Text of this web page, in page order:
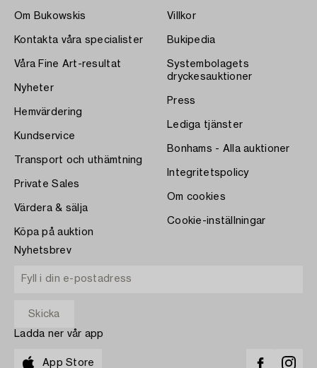
Om Bukowskis
Kontakta våra specialister
Våra Fine Art-resultat
Nyheter
Hemvärdering
Kundservice
Transport och uthämtning
Private Sales
Värdera & sälja
Köpa på auktion
Villkor
Bukipedia
Systembolagets
dryckesauktioner
Press
Lediga tjänster
Bonhams - Alla auktioner
Integritetspolicy
Om cookies
Cookie-inställningar
Nyhetsbrev
Ladda ner vår app
App Store